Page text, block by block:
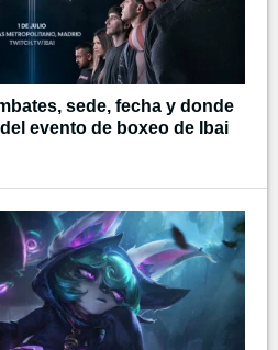
sede, fecha y donde
evento de boxeo de Ibai